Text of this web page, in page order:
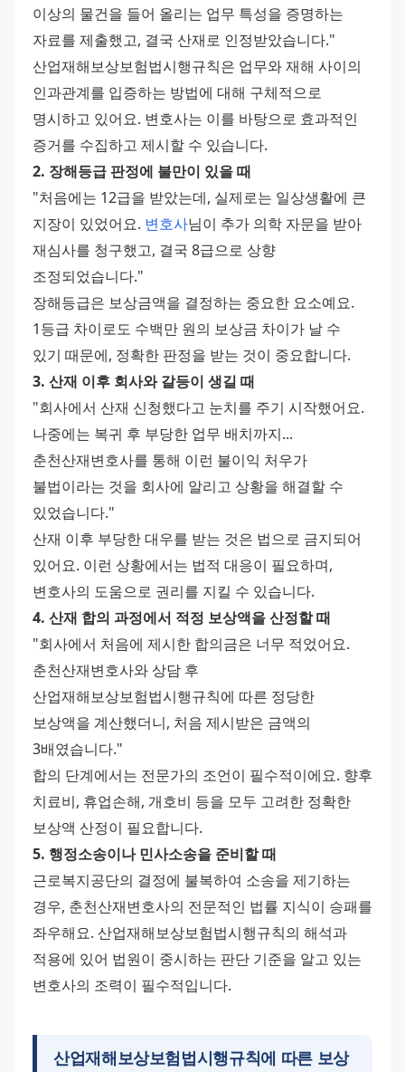
이상의 물건을 들어 올리는 업무 특성을 증명하는
자료를 제출했고, 결국 산재로 인정받았습니다."
산업재해보상보험법시행규칙은 업무와 재해 사이의
인과관계를 입증하는 방법에 대해 구체적으로
명시하고 있어요. 변호사는 이를 바탕으로 효과적인
증거를 수집하고 제시할 수 있습니다.
2. 장해등급 판정에 불만이 있을 때
"처음에는 12급을 받았는데, 실제로는 일상생활에 큰
지장이 있었어요. 변호사님이 추가 의학 자문을 받아
재심사를 청구했고, 결국 8급으로 상향
조정되었습니다."
장해등급은 보상금액을 결정하는 중요한 요소예요.
1등급 차이로도 수백만 원의 보상금 차이가 날 수
있기 때문에, 정확한 판정을 받는 것이 중요합니다.
3. 산재 이후 회사와 갈등이 생길 때
"회사에서 산재 신청했다고 눈치를 주기 시작했어요.
나중에는 복귀 후 부당한 업무 배치까지...
춘천산재변호사를 통해 이런 불이익 처우가
불법이라는 것을 회사에 알리고 상황을 해결할 수
있었습니다."
산재 이후 부당한 대우를 받는 것은 법으로 금지되어
있어요. 이런 상황에서는 법적 대응이 필요하며,
변호사의 도움으로 권리를 지킬 수 있습니다.
4. 산재 합의 과정에서 적정 보상액을 산정할 때
"회사에서 처음에 제시한 합의금은 너무 적었어요.
춘천산재변호사와 상담 후
산업재해보상보험법시행규칙에 따른 정당한
보상액을 계산했더니, 처음 제시받은 금액의
3배였습니다."
합의 단계에서는 전문가의 조언이 필수적이에요. 향후
치료비, 휴업손해, 개호비 등을 모두 고려한 정확한
보상액 산정이 필요합니다.
5. 행정소송이나 민사소송을 준비할 때
근로복지공단의 결정에 불복하여 소송을 제기하는
경우, 춘천산재변호사의 전문적인 법률 지식이 승패를
좌우해요. 산업재해보상보험법시행규칙의 해석과
적용에 있어 법원이 중시하는 판단 기준을 알고 있는
변호사의 조력이 필수적입니다.
산업재해보상보험법시행규칙에 따른 보상